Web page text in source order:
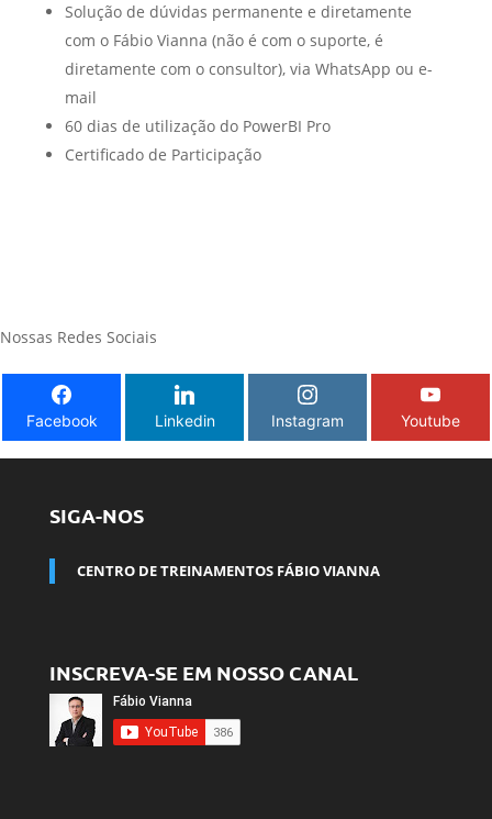
Solução de dúvidas permanente e diretamente
com o Fábio Vianna (não é com o suporte, é
diretamente com o consultor), via WhatsApp ou e-
mail
60 dias de utilização do PowerBI Pro
Certificado de Participação
Nossas Redes Sociais
Facebook Linkedin Instagram Youtube
SIGA-NOS
CENTRO DE TREINAMENTOS FÁBIO VIANNA
INSCREVA-SE EM NOSSO CANAL